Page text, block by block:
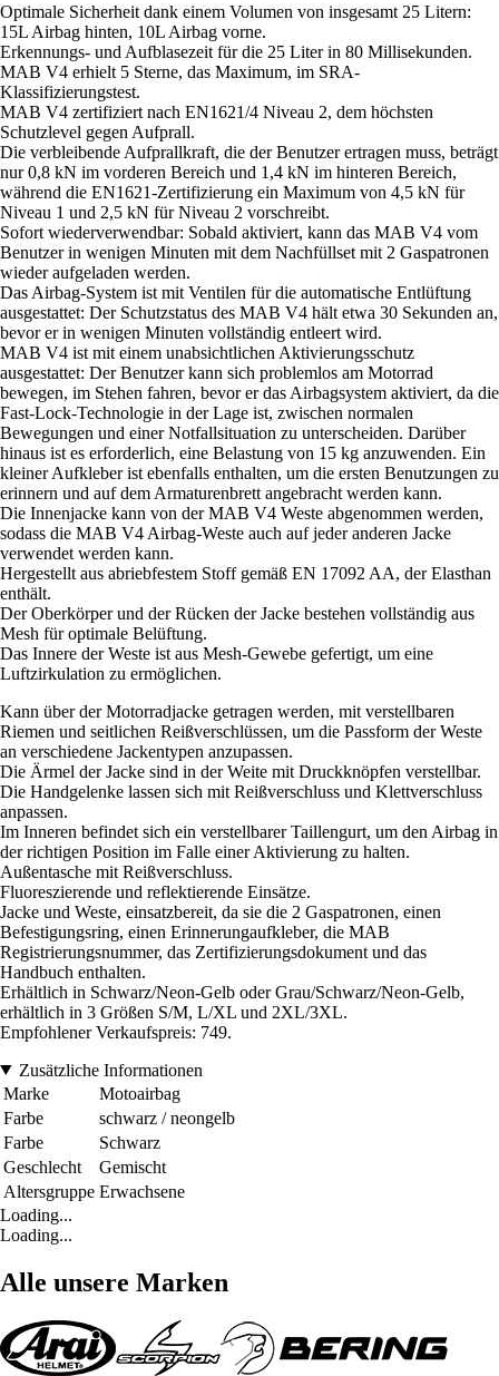
Optimale Sicherheit dank einem Volumen von insgesamt 25 Litern:
15L Airbag hinten, 10L Airbag vorne.
Erkennungs- und Aufblasezeit für die 25 Liter in 80 Millisekunden.
MAB V4 erhielt 5 Sterne, das Maximum, im SRA-
Klassifizierungstest.
MAB V4 zertifiziert nach EN1621/4 Niveau 2, dem höchsten
Schutzlevel gegen Aufprall.
Die verbleibende Aufprallkraft, die der Benutzer ertragen muss, beträgt
nur 0,8 kN im vorderen Bereich und 1,4 kN im hinteren Bereich,
während die EN1621-Zertifizierung ein Maximum von 4,5 kN für
Niveau 1 und 2,5 kN für Niveau 2 vorschreibt.
Sofort wiederverwendbar: Sobald aktiviert, kann das MAB V4 vom
Benutzer in wenigen Minuten mit dem Nachfüllset mit 2 Gaspatronen
wieder aufgeladen werden.
Das Airbag-System ist mit Ventilen für die automatische Entlüftung
ausgestattet: Der Schutzstatus des MAB V4 hält etwa 30 Sekunden an,
bevor er in wenigen Minuten vollständig entleert wird.
MAB V4 ist mit einem unabsichtlichen Aktivierungsschutz
ausgestattet: Der Benutzer kann sich problemlos am Motorrad
bewegen, im Stehen fahren, bevor er das Airbagsystem aktiviert, da die
Fast-Lock-Technologie in der Lage ist, zwischen normalen
Bewegungen und einer Notfallsituation zu unterscheiden. Darüber
hinaus ist es erforderlich, eine Belastung von 15 kg anzuwenden. Ein
kleiner Aufkleber ist ebenfalls enthalten, um die ersten Benutzungen zu
erinnern und auf dem Armaturenbrett angebracht werden kann.
Die Innenjacke kann von der MAB V4 Weste abgenommen werden,
sodass die MAB V4 Airbag-Weste auch auf jeder anderen Jacke
verwendet werden kann.
Hergestellt aus abriebfestem Stoff gemäß EN 17092 AA, der Elasthan
enthält.
Der Oberkörper und der Rücken der Jacke bestehen vollständig aus
Mesh für optimale Belüftung.
Das Innere der Weste ist aus Mesh-Gewebe gefertigt, um eine
Luftzirkulation zu ermöglichen.
Kann über der Motorradjacke getragen werden, mit verstellbaren
Riemen und seitlichen Reißverschlüssen, um die Passform der Weste
an verschiedene Jackentypen anzupassen.
Die Ärmel der Jacke sind in der Weite mit Druckknöpfen verstellbar.
Die Handgelenke lassen sich mit Reißverschluss und Klettverschluss
anpassen.
Im Inneren befindet sich ein verstellbarer Taillengurt, um den Airbag in
der richtigen Position im Falle einer Aktivierung zu halten.
Außentasche mit Reißverschluss.
Fluoreszierende und reflektierende Einsätze.
Jacke und Weste, einsatzbereit, da sie die 2 Gaspatronen, einen
Befestigungsring, einen Erinnerungaufkleber, die MAB
Registrierungsnummer, das Zertifizierungsdokument und das
Handbuch enthalten.
Erhältlich in Schwarz/Neon-Gelb oder Grau/Schwarz/Neon-Gelb,
erhältlich in 3 Größen S/M, L/XL und 2XL/3XL.
Empfohlener Verkaufspreis: 749.
Zusätzliche Informationen
Marke
Motoairbag
Farbe
schwarz / neongelb
Farbe
Schwarz
Geschlecht
Gemischt
Altersgruppe Erwachsene
Loading...
Loading...
Alle unsere Marken